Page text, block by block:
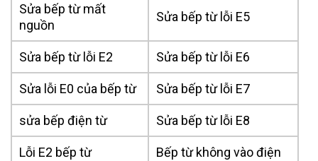
Sửa bếp từ mất
nguồn
Sửa bếp từ lỗi E5
Sửa bếp từ lỗi E2 Sửa bếp từ lỗi E6
Sửa lỗi E0 của bếp từ Sửa bếp từ lỗi E7
sửa bếp điện từ Sửa bếp từ lỗi E8
Lỗi E2 bếp từ Bếp từ không vào điện